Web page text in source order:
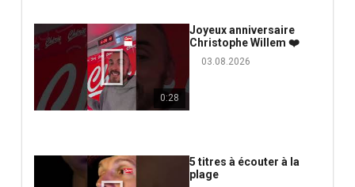
0:28
Joyeux anniversaire
Christophe Willem ❤️
03.08.2026
5 titres à écouter à la
plage